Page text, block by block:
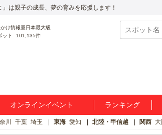
は親子の成長、夢の育みを応援します！
ット 101,135件
オンラインイベント ランキング
川 千葉 埼玉 東海 愛知 北陸・甲信越 関西 大